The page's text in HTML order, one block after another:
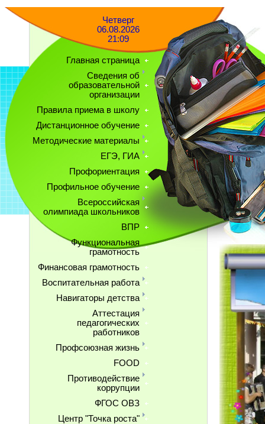
Четверг
06.08.2026
21:09
Главная страница
Сведения об
образовательной
организации
Правила приема в школу
Дистанционное обучение
Методические материалы
ЕГЭ, ГИА
Профориентация
Профильное обучение
Всероссийская
олимпиада школьников
ВПР
Функциональная
грамотность
Финансовая грамотность
Воспитательная работа
Навигаторы детства
Аттестация
педагогических
работников
Профсоюзная жизнь
FOOD
Противодействие
коррупции
ФГОС ОВЗ
Центр "Точка роста"